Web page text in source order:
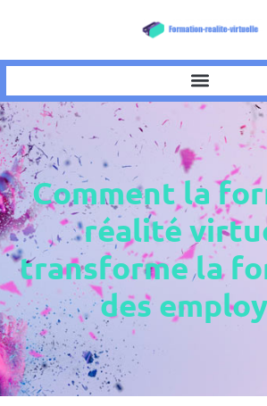
Comment la
réalité
transforme la
des